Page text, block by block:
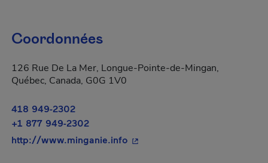
Coordonnées
126 Rue De La Mer, Longue-Pointe-de-Mingan,
Québec, Canada, G0G 1V0
418 949-2302
+1 877 949-2302
http://www.minganie.info - Cet hyperlien s'ouvrira dans